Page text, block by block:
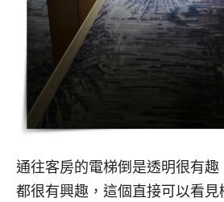
通往客房的電梯倒是透明很有
都很有興趣，這個直接可以看